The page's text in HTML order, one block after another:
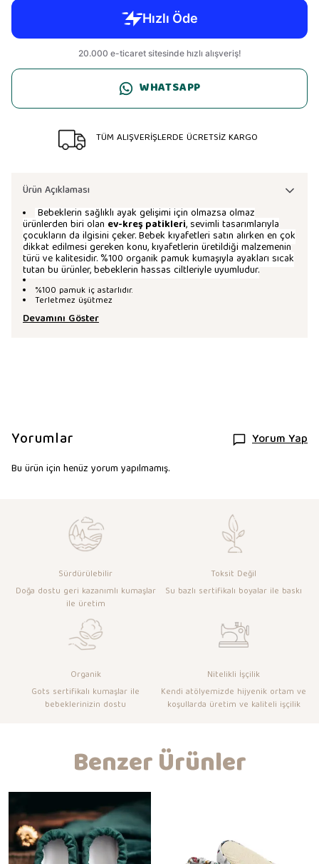
WHATSAPP
TÜM ALIŞVERİŞLERDE ÜCRETSİZ KARGO
Ürün Açıklaması
Bebeklerin sağlıklı ayak gelişimi için olmazsa olmaz
ürünlerden biri olan ev-kreş patikleri, sevimli tasarımlarıyla
çocukların da ilgisini çeker. Bebek kıyafetleri satın alırken en çok
dikkat edilmesi gereken konu, kıyafetlerin üretildiği malzemenin
türü ve kalitesidir. %100 organik pamuk kumaşıyla ayakları sıcak
tutan bu ürünler, bebeklerin hassas ciltleriyle uyumludur.
%100 pamuk iç astarlıdır.
Terletmez üşütmez
Devamını Göster
Yorumlar Yorum Yap
Bu ürün için henüz yorum yapılmamış.
Sürdürülebilir
Doğa dostu geri kazanımlı kumaşlar
ile üretim
Toksit Değil
Su bazlı sertifikalı boyalar ile baskı
Organik
Gots sertifikalı kumaşlar ile
bebeklerinizin dostu
Nitelikli İşçilik
Kendi atölyemizde hijyenik ortam ve
koşullarda üretim ve kaliteli işçilik
Benzer Ürünler